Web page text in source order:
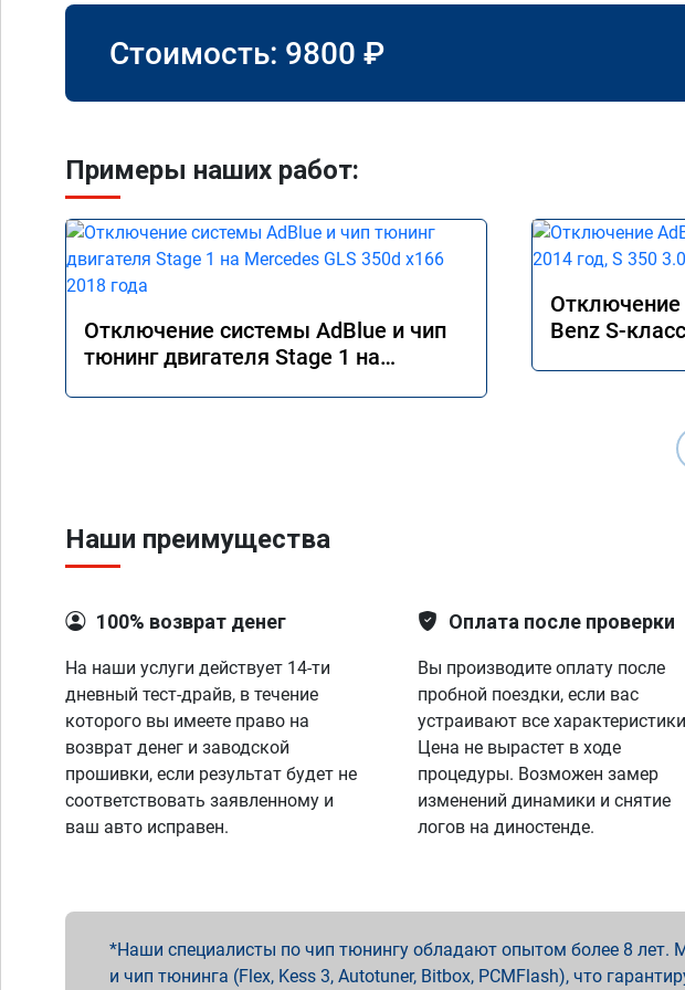
Стоимость: 9800 ₽
Примеры наших работ:
Отключение системы AdBlue и чип
тюнинг двигателя Stage 1 на
Отключение
Benz S-
Наши преимущества
100% возврат денег
На наши услуги действует 14-ти
дневный тест-драйв, в течение
которого вы имеете право на
возврат денег и заводской
прошивки, если результат будет не
соответствовать заявленному и
ваш авто исправен.
Оплата после проверки
Вы производите оплату после
пробной поездки, если вас
устраивают все
Цена не вырастет в ходе
процедуры. Возможен замер
изменений динамики и снятие
логов на диностенде.
Наши специалисты по чип тюнингу обладают опытом более 8 лет.
и чип тюнинга (Flex, Kess 3, Autotuner, Bitbox, PCMFlash), что